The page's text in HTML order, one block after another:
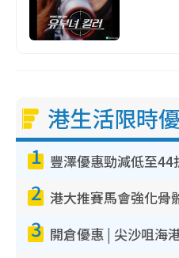
港生活限時
1
2
3